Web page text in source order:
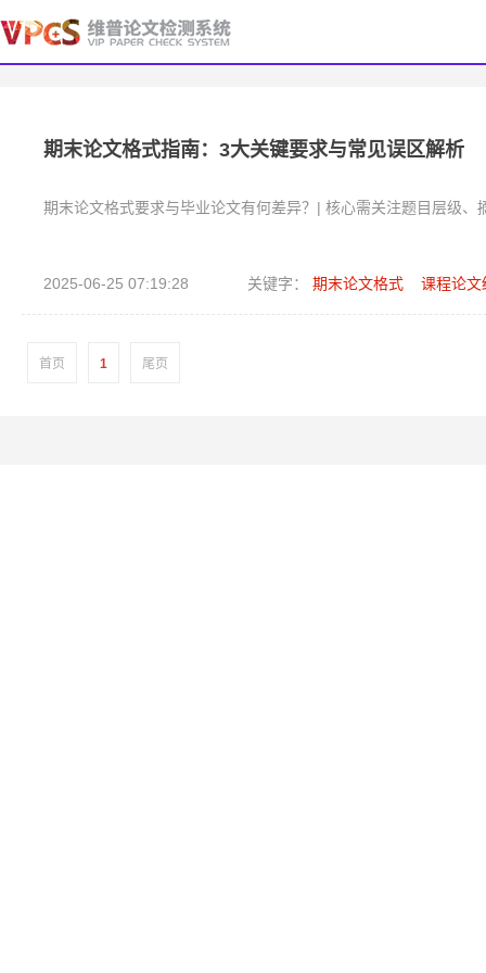
期末论文格式指南：3大关键要求与常见误区解析
期末论文格式要求与毕业论文有何差异？| 核心需关注题目层级
2025-06-25 07:19:28 关键字： 期末论文格式 课程论文
首页 1 尾页